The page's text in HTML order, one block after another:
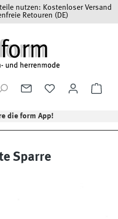
nutzen: Kostenloser Versand
Retouren (DE)
die form App!
Sparre